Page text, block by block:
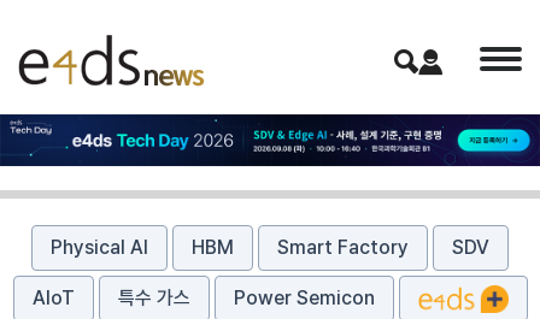
Physical AI HBM Smart Factory SDV
AIoT 특수 가스 Power Semicon